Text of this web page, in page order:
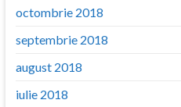
octombrie 2018
septembrie 2018
august 2018
iulie 2018